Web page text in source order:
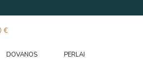
€
DOVANOS PERLAI